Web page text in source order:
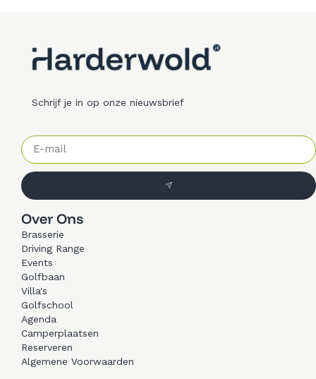
Schrijf je in op onze nieuwsbrief
Over Ons
Brasserie
Driving Range
Events
Golfbaan
Villa's
Golfschool
Agenda
Camperplaatsen
Reserveren
Algemene Voorwaarden